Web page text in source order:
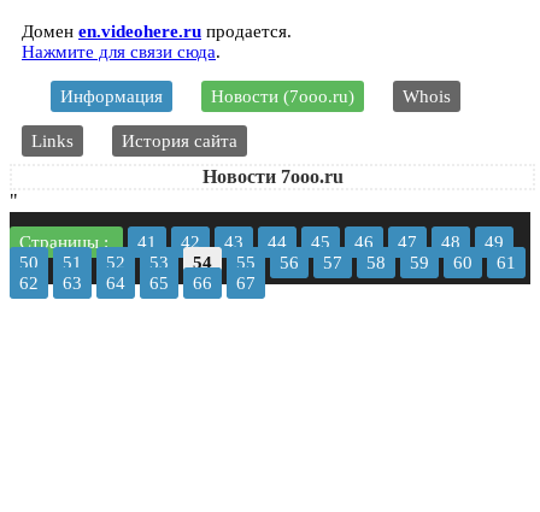
Домен en.videohere.ru продается.
Нажмите для связи сюда.
Информация Новости (7ooo.ru) Whois
Links История сайта
Новости 7ooo.ru
"
Страницы : 41 42 43 44 45 46 47 48
49
50
51 52 53 54 55 56 57 58 59 60
61
62
63 64 65 66 67